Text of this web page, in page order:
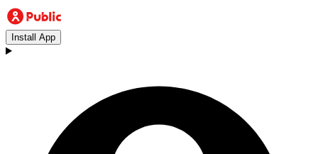
Install App